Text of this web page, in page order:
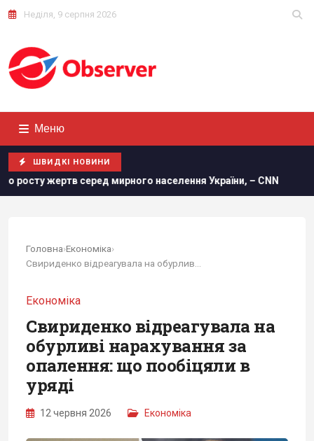
Неділя, 9 серпня 2026
Меню
ШВИДКІ НОВИНИ
мирного населення України, – CNN Удосконалені
Головна›Економіка›
Економіка
Свириденко відреагувала на
обурливі нарахування за
опалення: що пообіцяли в
уряді
12 червня 2026 Економіка